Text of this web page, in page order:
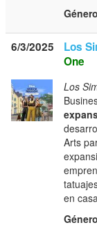
6/3/2025 Los
One
​Los
Arts
en